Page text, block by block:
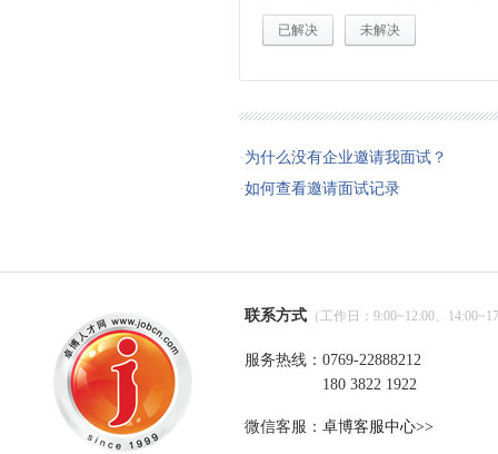
已解决 未解决
· 为什么没有企业邀请我面试？
·如何查看邀请面试记录
联系方式 （工作日：9:00~12:00、
服务热线：0769-22888212
180 3822 1922
微信客服： 卓博客服中心>>